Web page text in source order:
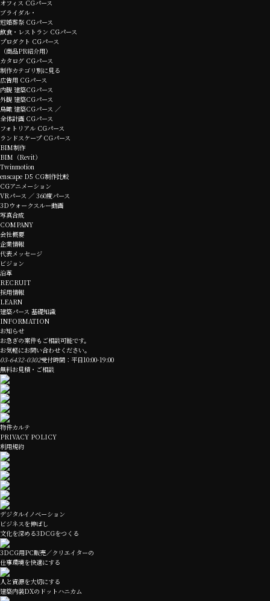
オフィス CGパース
ブライダル・
冠婚葬祭 CGパース
飲食・レストラン CGパース
プロダクト CGパース
（商品PR紹介用）
カタログ CGパース
制作カテゴリ別に見る
広告用 CGパース
内観 建築CGパース
外観 建築CGパース
鳥瞰 建築CGパース ／
全体計画 CGパース
フォトリアル CGパース
ランドスケープ CGパース
BIM制作
BIM（Revit）
Twinmotion
enscape D5 CG制作比較
CGアニメーション
VRパース ／ 360度パース
3Dウォークスルー動画
写真合成
COMPANY
会社概要
企業情報
代表メッセージ
ビジョン
沿革
RECRUIT
採用情報
LEARN
建築パース 基礎知識
INFORMATION
お知らせ
お急ぎの案件もご相談可能です。
お気軽にお問い合わせください。
03-6432-0302受付時間：平日10:00-19:00
無料お見積・ご相談
物件カルテ
PRIVACY POLICY
利用規約
デジタルイノベーション
ビジネスを伸ばし
文化を深める3DCGをつくる
3DCG用PC販売／クリエイターの
仕事環境を快適にする
人と資源を大切にする
建築内装DXのドットハニカム